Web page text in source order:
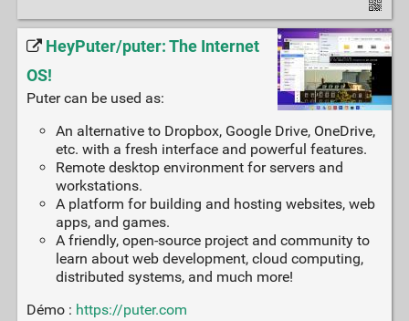
HeyPuter/puter: The Internet
OS!
Puter can be used as:
An alternative to Dropbox, Google Drive, OneDrive,
etc. with a fresh interface and powerful features.
Remote desktop environment for servers and
workstations.
A platform for building and hosting websites, web
apps, and games.
A friendly, open-source project and community to
learn about web development, cloud computing,
distributed systems, and much more!
Démo : https://puter.com